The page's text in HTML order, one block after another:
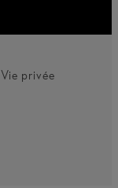
Vie privée